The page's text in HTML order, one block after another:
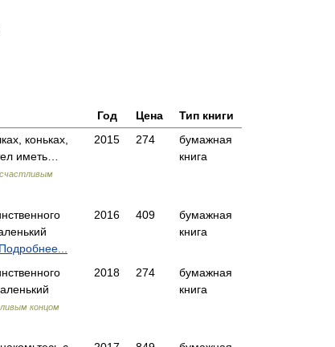
Год Цена
Тип книги
коньках,
иметь…
счастливым
2015 274
бумажная
книга
Подробнее...
2016 409
бумажная
книга
концом
2018 274
бумажная
книга